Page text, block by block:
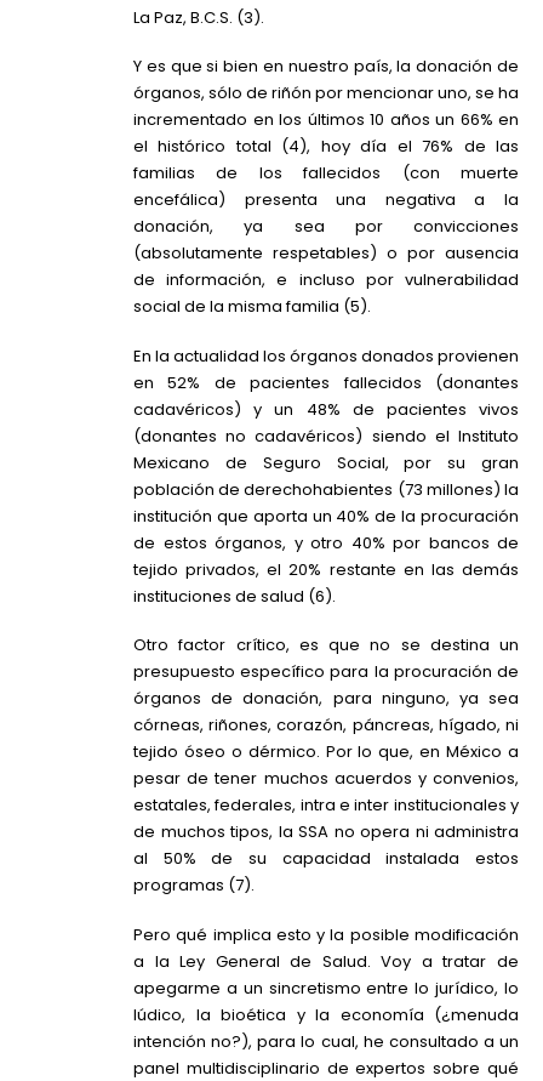
La Paz, B.C.S. (3).
Y es que si bien en nuestro país, la donación de
órganos, sólo de riñón por mencionar uno, se ha
incrementado en los últimos 10 años un 66% en
el histórico total (4), hoy día el 76% de las
familias de los fallecidos (con muerte
encefálica) presenta una negativa a la
donación, ya sea por convicciones
(absolutamente respetables) o por ausencia
de información, e incluso por vulnerabilidad
social de la misma familia (5).
En la actualidad los órganos donados provienen
en 52% de pacientes fallecidos (donantes
cadavéricos) y un 48% de pacientes vivos
(donantes no cadavéricos) siendo el Instituto
Mexicano de Seguro Social, por su gran
población de derechohabientes (73 millones) la
institución que aporta un 40% de la procuración
de estos órganos, y otro 40% por bancos de
tejido privados, el 20% restante en las demás
instituciones de salud (6).
Otro factor crítico, es que no se destina un
presupuesto específico para la procuración de
órganos de donación, para ninguno, ya sea
córneas, riñones, corazón, páncreas, hígado, ni
tejido óseo o dérmico. Por lo que, en México a
pesar de tener muchos acuerdos y convenios,
estatales, federales, intra e inter institucionales y
de muchos tipos, la SSA no opera ni administra
al 50% de su capacidad instalada estos
programas (7).
Pero qué implica esto y la posible modificación
a la Ley General de Salud. Voy a tratar de
apegarme a un sincretismo entre lo jurídico, lo
lúdico, la bioética y la economía (¿menuda
intención no?), para lo cual, he consultado a un
panel multidisciplinario de expertos sobre qué